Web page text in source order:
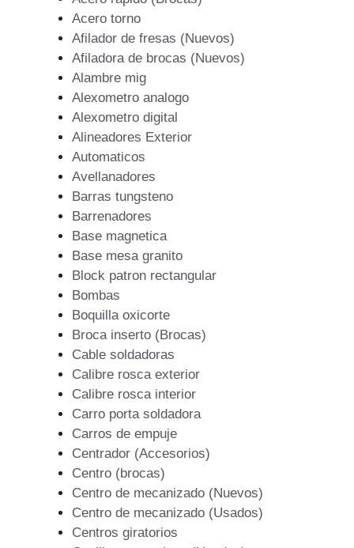
Acero torno
Afilador de fresas (Nuevos)
Afiladora de brocas (Nuevos)
Alambre mig
Alexometro analogo
Alexometro digital
Alineadores Exterior
Automaticos
Avellanadores
Barras tungsteno
Barrenadores
Base magnetica
Base mesa granito
Block patron rectangular
Bombas
Boquilla oxicorte
Broca inserto (Brocas)
Cable soldadoras
Calibre rosca exterior
Calibre rosca interior
Carro porta soldadora
Carros de empuje
Centrador (Accesorios)
Centro (brocas)
Centro de mecanizado (Nuevos)
Centro de mecanizado (Usados)
Centros giratorios